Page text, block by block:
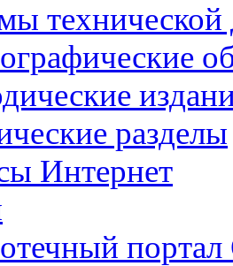
разделы
Интернет
портал